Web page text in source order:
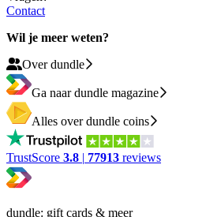
Contact
Wil je meer weten?
Over dundle
Ga naar dundle magazine
Alles over dundle coins
TrustScore 3.8 | 77913 reviews
dundle: gift cards & meer